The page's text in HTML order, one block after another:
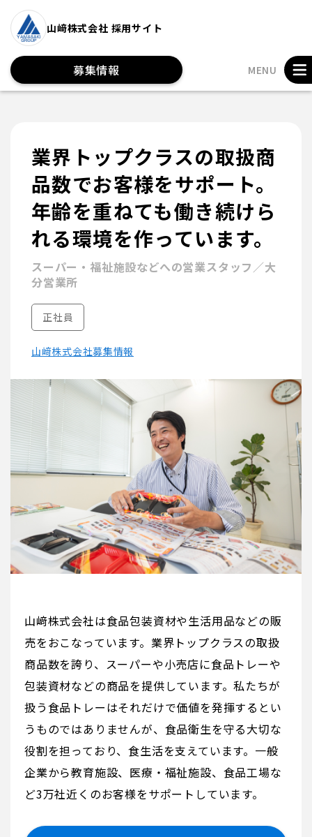
山﨑株式会社 採用サイト
募集情報 MENU
業界トップクラスの取扱商
品数でお客様をサポート。
年齢を重ねても働き続けら
れる環境を作っています。
スーパー・福祉施設などへの営業スタッフ／大
分営業所
正社員
山﨑株式会社募集情報
山﨑株式会社は食品包装資材や生活用品などの販
売をおこなっています。業界トップクラスの取扱
商品数を誇り、スーパーや小売店に食品トレーや
包装資材などの商品を提供しています。私たちが
扱う食品トレーはそれだけで価値を発揮するとい
うものではありませんが、食品衛生を守る大切な
役割を担っており、食生活を支えています。一般
企業から教育施設、医療・福祉施設、食品工場な
ど3万社近くのお客様をサポートしています。